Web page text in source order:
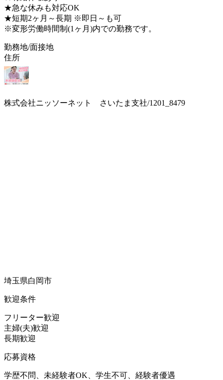
★急な休みも対応OK
★短期2ヶ月～長期 ※即日～も可
※変形労働時間制(1ヶ月)内での勤務です。
勤務地/面接地
住所
株式会社ニッソーネット さいたま支社/1201_8479
埼玉県白岡市
歓迎条件
フリーター歓迎
主婦(夫)歓迎
長期歓迎
応募資格
学歴不問、未経験者OK、学生不可、経験者優遇